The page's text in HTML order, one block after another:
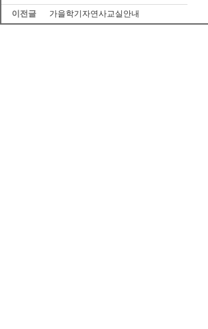
이전글
가을학기자연사교실안내